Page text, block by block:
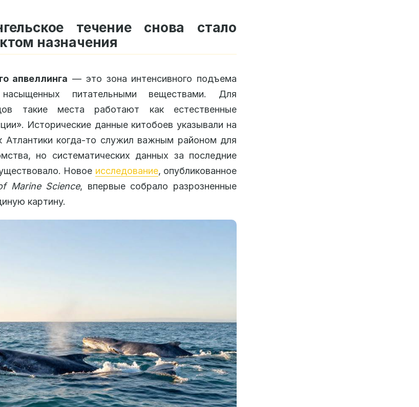
течение снова стало
назначения
апвеллинга — это зона интенсивного подъема
питательными веществами. Для
такие места работают как естественные
Исторические данные китобоев указывали на
Атлантики когда-то служил важным районом для
но систематических данных за последние
Новое исследование, опубликованное
Marine Science, впервые собрало разрозненные
картину.